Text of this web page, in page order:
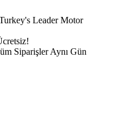
Leader Motor
Siparişler Aynı Gün